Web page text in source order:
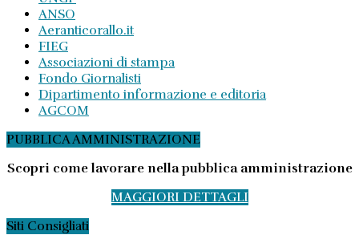
ANSO
Aeranticorallo.it
FIEG
Associazioni di stampa
Fondo Giornalisti
Dipartimento informazione e editoria
AGCOM
PUBBLICA AMMINISTRAZIONE
Scopri come lavorare nella pubblica amministrazione
MAGGIORI DETTAGLI
Siti Consigliati